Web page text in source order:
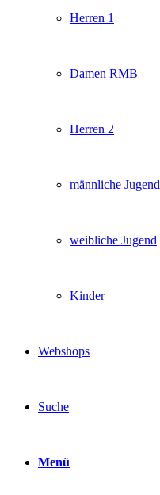
Herren 1
Damen RMB
Herren 2
männliche Jugend
weibliche Jugend
Kinder
Webshops
Suche
Menü